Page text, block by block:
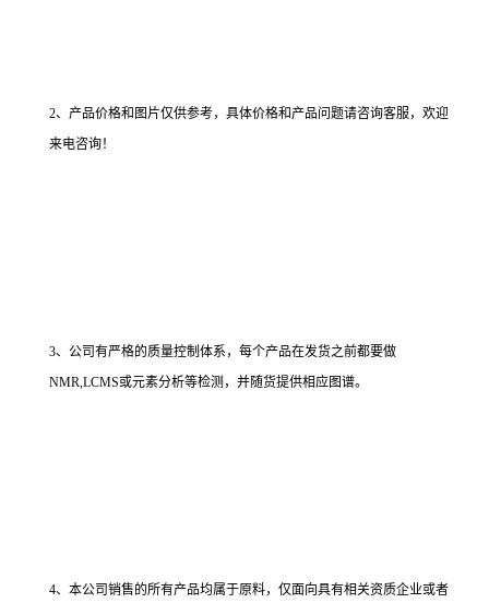
2、产品价格和图片仅供参考，具体价格和产品问题请咨询客服，欢迎
来电咨询！
3、公司有严格的质量控制体系，每个产品在发货之前都要做
NMR,LCMS或元素分析等检测，并随货提供相应图谱。
4、本公司销售的所有产品均属于原料，仅面向具有相关资质企业或者